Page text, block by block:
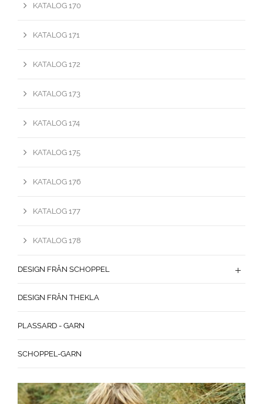
KATALOG 170
KATALOG 171
KATALOG 172
KATALOG 173
KATALOG 174
KATALOG 175
KATALOG 176
KATALOG 177
KATALOG 178
DESIGN FRÅN SCHOPPEL
DESIGN FRÅN THEKLA
PLASSARD - GARN
SCHOPPEL-GARN